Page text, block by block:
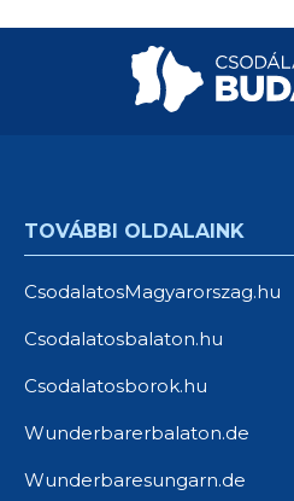
TOVÁBBI OLDALAINK
CsodalatosMagyarorszag.hu
Csodalatosbalaton.hu
Csodalatosborok.hu
Wunderbarerbalaton.de
Wunderbaresungarn.de